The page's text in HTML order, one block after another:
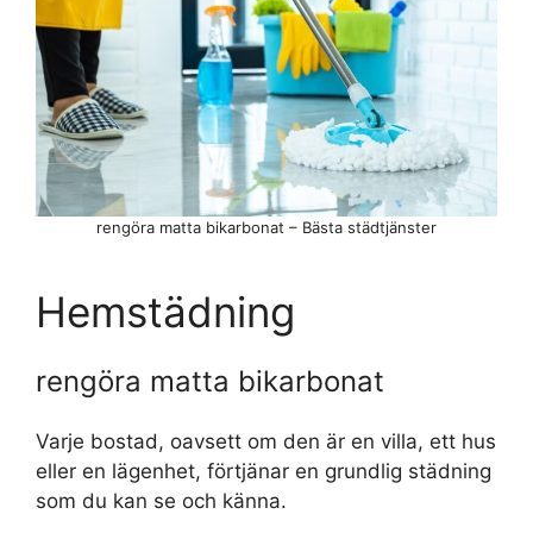
rengöra matta bikarbonat – Bästa städtjänster
Hemstädning
rengöra matta bikarbonat
Varje bostad, oavsett om den är en villa, ett hus
eller en lägenhet, förtjänar en grundlig städning
som du kan se och känna.